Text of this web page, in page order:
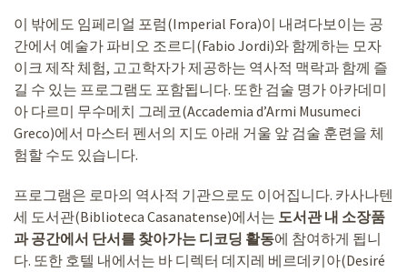
이 밖에도 임페리얼 포럼(Imperial Fora)이 내려다보이는 공
간에서 예술가 파비오 조르디(Fabio Jordi)와 함께하는 모자
이크 제작 체험, 고고학자가 제공하는 역사적 맥락과 함께 즐
길 수 있는 프로그램도 포함됩니다. 또한 검술 명가 아카데미
아 다르미 무수메치 그레코(Accademia d’Armi Musumeci
Greco)에서 마스터 펜서의 지도 아래 거울 앞 검술 훈련을 체
험할 수도 있습니다.
프로그램은 로마의 역사적 기관으로도 이어집니다. 카사나텐
세 도서관(Biblioteca Casanatense)에서는 도서관 내 소장품
과 공간에서 단서를 찾아가는 디코딩 활동에 참여하게 됩니
다. 또한 호텔 내에서는 바 디렉터 데지레 베르데키아(Desiré